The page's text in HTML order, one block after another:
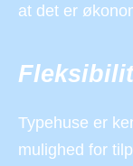
at det er
Typehuse er
mulighed for